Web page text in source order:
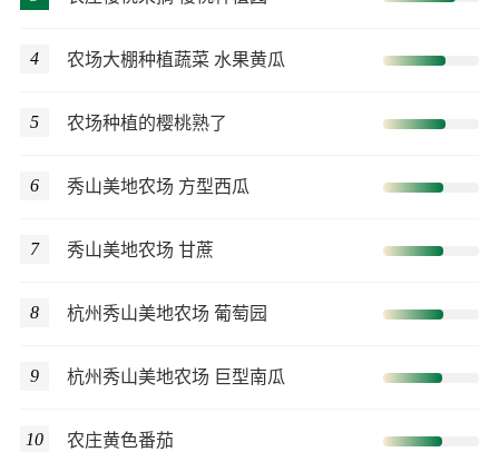
4 农场大棚种植蔬菜 水果黄瓜
5 农场种植的樱桃熟了
6 秀山美地农场 方型西瓜
7 秀山美地农场 甘蔗
8 杭州秀山美地农场 葡萄园
9 杭州秀山美地农场 巨型南瓜
10 农庄黄色番茄